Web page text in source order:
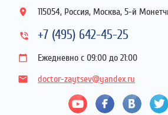
115054, Россия, Москва, 5-й
+7 (495) 642-45-25
Ежедневно с 09:00 до 21:00
doctor-zaytsev@yandex.ru